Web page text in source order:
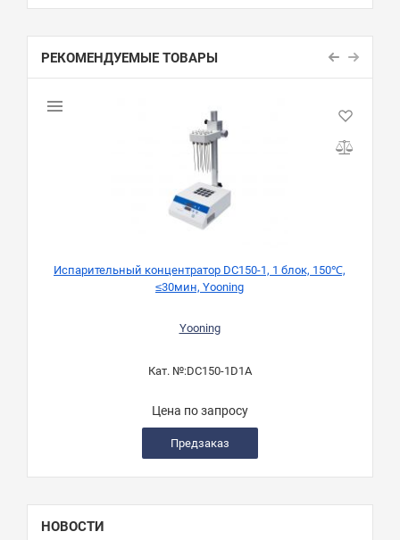
РЕКОМЕНДУЕМЫЕ ТОВАРЫ
Испарительный концентратор DC150-1, 1 блок, 150℃,
≤30мин, Yooning
Yooning
Кат. №:DC150-1D1A
Цена по запросу
Предзаказ
НОВОСТИ